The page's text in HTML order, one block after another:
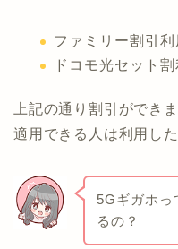
ファミリー割引
ドコモ光セット
上記の通り割引ができ
適用できる人は利用し
5Gギガホっ
るの？